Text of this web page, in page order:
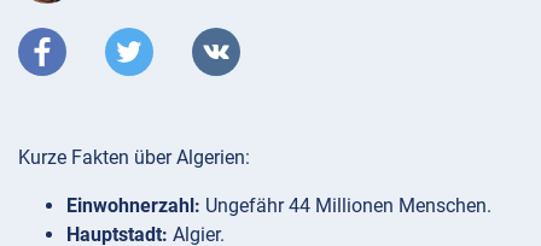
Kurze Fakten über Algerien:
Einwohnerzahl: Ungefähr 44 Millionen Menschen.
Hauptstadt: Algier.